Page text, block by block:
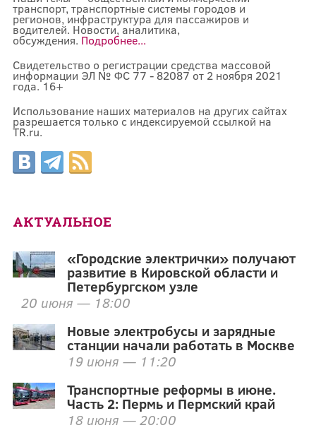
транспорт, транспортные системы городов и
регионов, инфраструктура для пассажиров и
водителей. Новости, аналитика,
обсуждения. Подробнее...
Свидетельство о регистрации средства массовой
информации ЭЛ № ФС 77 - 82087 от 2 ноября 2021
года. 16+
Использование наших материалов на других сайтах
разрешается только с индексируемой ссылкой на
TR.ru.
АКТУАЛЬНОЕ
«Городские электрички» получают
развитие в Кировской области и
Петербургском узле
20 июня — 18:00
Новые электробусы и зарядные
станции начали работать в Москве
19 июня — 11:20
Транспортные реформы в июне.
Часть 2: Пермь и Пермский край
18 июня — 20:00